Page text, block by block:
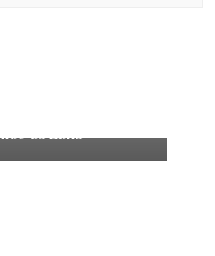
da Luna